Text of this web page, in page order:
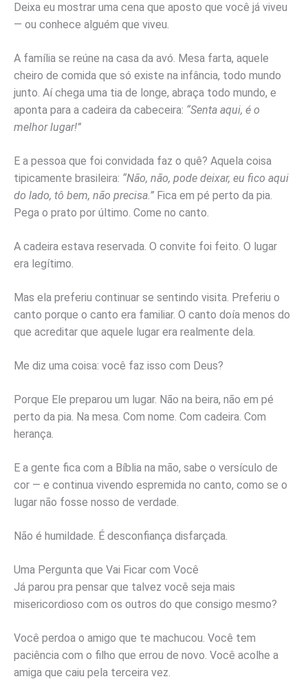
Deixa eu mostrar uma cena que aposto que você já viveu
— ou conhece alguém que viveu.
A família se reúne na casa da avó. Mesa farta, aquele
cheiro de comida que só existe na infância, todo mundo
junto. Aí chega uma tia de longe, abraça todo mundo, e
aponta para a cadeira da cabeceira: “Senta aqui, é o
melhor lugar!”
E a pessoa que foi convidada faz o quê? Aquela coisa
tipicamente brasileira: “Não, não, pode deixar, eu fico aqui
do lado, tô bem, não precisa.” Fica em pé perto da pia.
Pega o prato por último. Come no canto.
A cadeira estava reservada. O convite foi feito. O lugar
era legítimo.
Mas ela preferiu continuar se sentindo visita. Preferiu o
canto porque o canto era familiar. O canto doía menos do
que acreditar que aquele lugar era realmente dela.
Me diz uma coisa: você faz isso com Deus?
Porque Ele preparou um lugar. Não na beira, não em pé
perto da pia. Na mesa. Com nome. Com cadeira. Com
herança.
E a gente fica com a Bíblia na mão, sabe o versículo de
cor — e continua vivendo espremida no canto, como se o
lugar não fosse nosso de verdade.
Não é humildade. É desconfiança disfarçada.
Uma Pergunta que Vai Ficar com Você
Já parou pra pensar que talvez você seja mais
misericordioso com os outros do que consigo mesmo?
Você perdoa o amigo que te machucou. Você tem
paciência com o filho que errou de novo. Você acolhe a
amiga que caiu pela terceira vez.